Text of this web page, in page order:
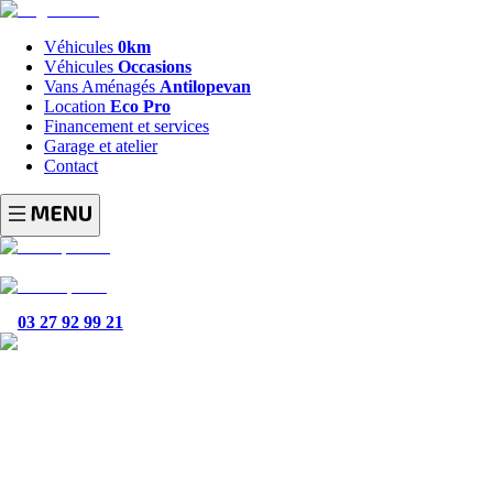
Véhicules 0km
Véhicules Occasions
Vans Aménagés Antilopevan
Location Eco Pro
Financement et services
Garage et atelier
Contact
03 27 92 99 21